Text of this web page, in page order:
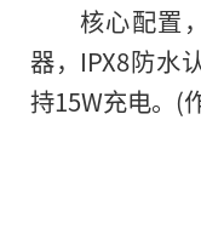
核心配置
器，IPX8防水
持15W充电。(